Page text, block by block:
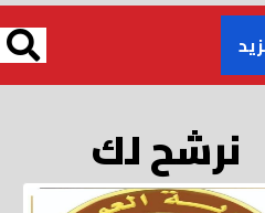
نرشح لك